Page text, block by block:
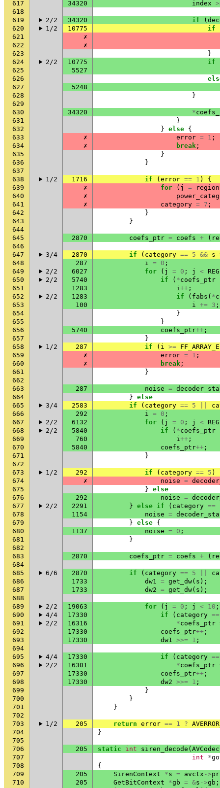
617 34320 index
618
619
2/2 34320 if (
620
1/2 10775 if
621
✗
622
✗
623
}
624
2/2 10775 if
625
5527
626
627
5248
628
}
629
630
34320 *
631
}
632
} else {
633
✗ error = 1 ;
634
✗ break ;
635
}
636
}
637
638
1/2 1716 if ( error == 1 )
{
639
✗ for ( j =
region
640
✗
641
✗ category = 7 ;
642
}
643
}
644
645
2870 coefs_ptr = coefs + (
646
647
3/4 2870 if ( category == 5 && s
648
287 i = 0 ;
649
2/2 6027 for ( j = 0 ; j <
650
2/2 5740 if ( *coefs_ptr
651
1283 i++ ;
652
2/2 1283 if ( fabs ( *
653
100 i += 3 ;
654
}
655
}
656
5740 coefs_ptr++ ;
657
}
658
1/2 287 if ( i >=
659
✗ error = 1 ;
660
✗ break ;
661
}
662
663
287 noise =
664
} else
665
3/4 2583 if ( category == 5
666
292 i = 0 ;
667
2/2 6132 for ( j = 0 ; j <
668
2/2 5840 if ( *coefs_ptr
669
760 i++ ;
670
5840 coefs_ptr++ ;
671
}
672
673
1/2 292 if ( category == 5 )
674
✗ noise =
675
} else
676
292 noise =
677
2/2 2291 } else if ( category ==
678
1154 noise =
679
} else {
680
1137 noise = 0 ;
681
}
682
683
2870 coefs_ptr = coefs + (
684
685
6/6 2870 if ( category == 5
686
1733 dw1 = get_dw( s );
687
1733 dw2 = get_dw( s );
688
689
2/2 19063 for ( j = 0 ; j < 10 ;
690
4/4 17330 if ( category ==
691
2/2 16316 *coefs_ptr
692
17330 coefs_ptr++ ;
693
17330 dw1 >>= 1 ;
694
695
4/4 17330 if ( category ==
696
2/2 16301 *coefs_ptr
697
17330 coefs_ptr++ ;
698
17330 dw2 >>= 1 ;
699
}
700
}
701
}
702
703
1/2 205 return error == 1 ?
704
}
705
706
205 static int siren_decode (
707
int *
708
{
709
205 SirenContext *s = avctx ->
710
205 GetBitContext *gb = &s ->gb ;